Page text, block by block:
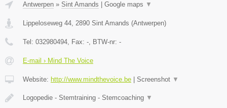
Antwerpen » Sint Amands | Google maps ▼
Lippeloseweg 44 2890 Sint Amands (Antwerpen)
Tel: 032980494 , Fax: - , BTW-nr: -
E-mail › Mind The Voice
Website: http://www.mindthevoice.be | Screenshot ▼
Logopedie - Stemtraining - Stemcoaching ▼